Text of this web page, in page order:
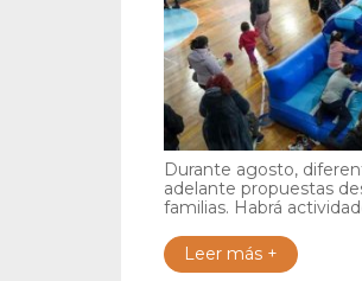
Durante agosto,
adelante propuestas
familias. Habrá
Leer más +